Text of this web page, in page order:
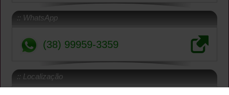
:: WhatsApp
(38) 99959-3359
:: Localização